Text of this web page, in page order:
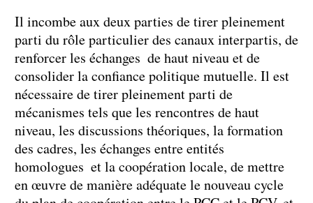
Il incombe aux deux parties de tirer pleinement
parti du rôle particulier des canaux interpartis, de
renforcer les échanges de haut niveau et de
consolider la confiance politique mutuelle. Il est
nécessaire de tirer pleinement parti de
mécanismes tels que les rencontres de haut
niveau, les discussions théoriques, la formation
des cadres, les échanges entre entités
homologues et la coopération locale, de mettre
en œuvre de manière adéquate le nouveau cycle